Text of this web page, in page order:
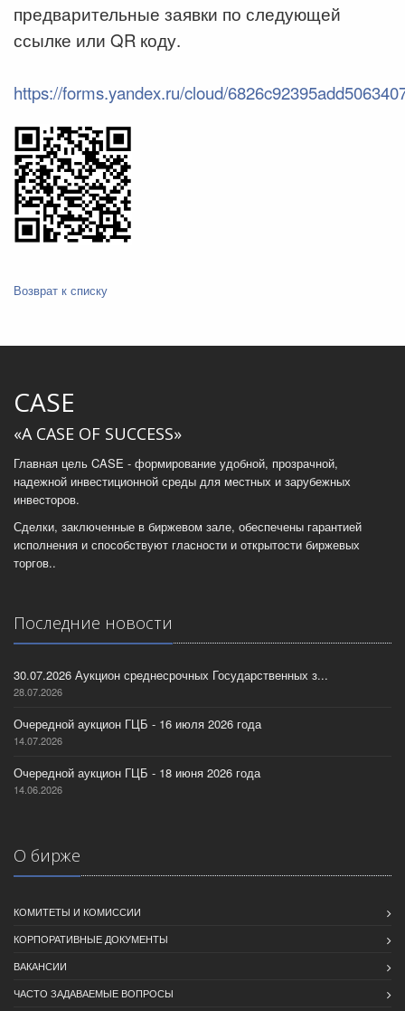
предварительные заявки по следующей
ссылке или QR коду.
https://forms.yandex.ru/cloud/
Возврат к списку
CASE
«A CASE OF SUCCESS»
Главная цель CASE - формирование удобной, прозрачной,
надежной инвестиционной среды для местных и зарубежных
инвесторов.
Сделки, заключенные в биржевом зале, обеспечены гарантией
исполнения и способствуют гласности и открытости биржевых
торгов..
Последние новости
30.07.2026 Аукцион среднесрочных Государственных з...
28.07.2026
Очередной аукцион ГЦБ - 16 июля 2026 года
14.07.2026
Очередной аукцион ГЦБ - 18 июня 2026 года
14.06.2026
О бирже
КОМИТЕТЫ И КОМИССИИ
КОРПОРАТИВНЫЕ ДОКУМЕНТЫ
ВАКАНСИИ
ЧАСТО ЗАДАВАЕМЫЕ ВОПРОСЫ